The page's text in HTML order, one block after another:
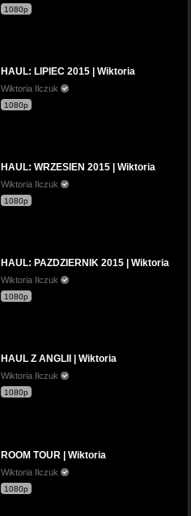
1080p
HAUL: LIPIEC 2015 | Wiktoria
Wiktoria Ilczuk
1080p
HAUL: WRZESIEN 2015 | Wiktoria
Wiktoria Ilczuk
1080p
HAUL: PAZDZIERNIK 2015 | Wiktoria
Wiktoria Ilczuk
1080p
HAUL Z ANGLII | Wiktoria
Wiktoria Ilczuk
1080p
ROOM TOUR | Wiktoria
Wiktoria Ilczuk
1080p